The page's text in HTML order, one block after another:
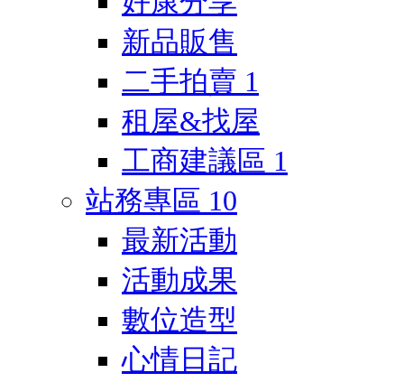
新品販售
二手拍賣 1
租屋&找屋
工商建議區 1
站務專區 10
最新活動
活動成果
數位造型
心情日記